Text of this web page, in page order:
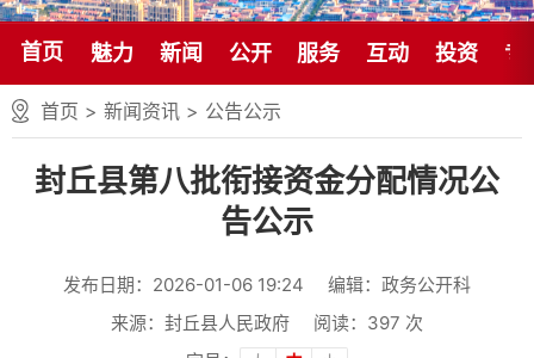
首页 魅力 新闻 公开 服务 互动 投资 专
首页 > 新闻资讯 > 公告公示
封丘县第八批衔接资金分配情况公
告公示
发布日期：2026-01-06 19:24
编辑：政务公开科
来源：封丘县人民政府
阅读： 397 次